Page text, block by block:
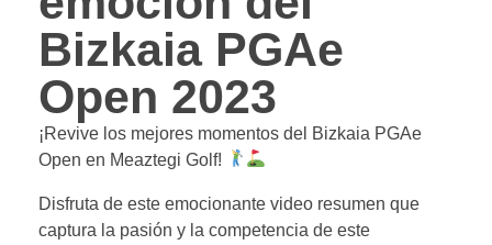
Bizkaia PGAe
Open 2023
¡Revive los mejores momentos del Bizkaia PGAe
Open en Meaztegi Golf!
Disfruta de este emocionante video resumen que
captura la pasión y la competencia de este